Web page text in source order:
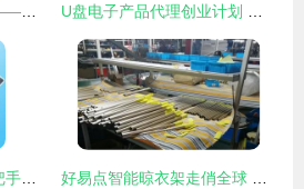
天然纯蜂蜜的甄选之道——从蜂场源头到健康生活的品质之旅 U盘电子产品代理创业计划 从一件代发数据包到工厂直招的盈利路径
携手世界工厂网，共赢把手、铰链代理加盟新商机 好易点智能晾衣架走俏全球 数字化工厂全力迎战年度旺季